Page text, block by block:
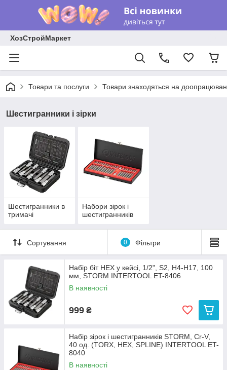
ХозСтройМаркет
Товари та послуги Товари знаходяться на
Шестигранники і зірки
Шестигранники в
тримачі
Набори зірок і
шестигранників
Сортування 0 Фільтри
Набір біт HEX у кейсі, 1/2", S2, H4-H17, 100
мм, STORM INTERTOOL ET-8406
В наявності
999 ₴
Набір зірок і шестигранників STORM, Cr-V,
40 од. (TORX, HEX, SPLINE) INTERTOOL ET-
8040
В наявності